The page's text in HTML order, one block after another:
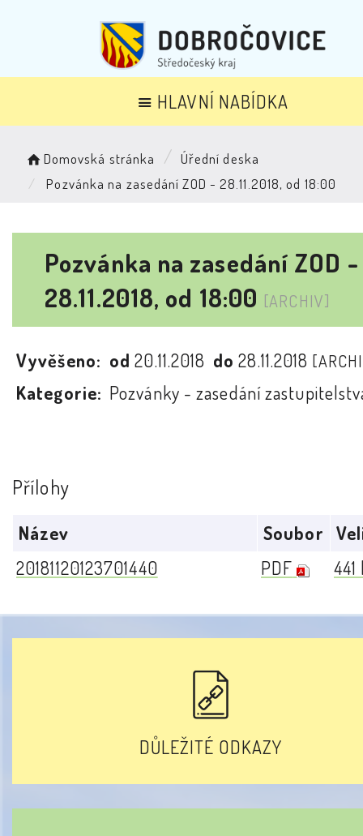
HLAVNÍ NABÍDKA
Domovská stránka
Úřední deska
Pozvánka na zasedání ZOD - 28.11.2018, od 18:00
Pozvánka na zasedání ZOD -
28.11.2018, od 18:00 [ARCHIV]
Vyvěšeno: od20.11.2018 do28.11.2018
Kategorie: Pozvánky - zasedání
Přílohy
Název Soubor
20181120123701440
PDF
DŮLEŽITÉ ODKAZY